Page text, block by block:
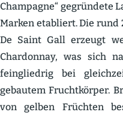
Champagne“ gegründete
Marken etabliert. Die rund
De Saint Gall erzeugt
Chardonnay, was sich
feingliedrig bei
gebautem Frucht­körper.
von gelben Früchten